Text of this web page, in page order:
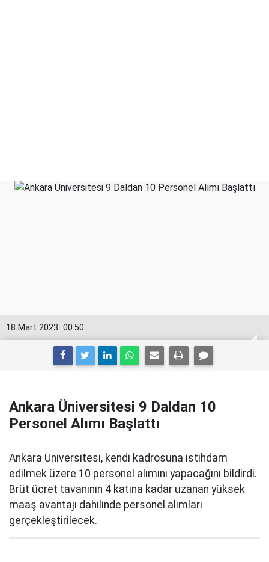
00:50
18 Mart 2023
Ankara Üniversitesi 9 Daldan 10
Personel Alımı Başlattı
Ankara Üniversitesi, kendi kadrosuna istihdam
edilmek üzere 10 personel alımını yapacağını bildirdi.
Brüt ücret tavanının 4 katına kadar uzanan yüksek
maaş avantajı dahilinde personel alımları
gerçekleştirilecek.